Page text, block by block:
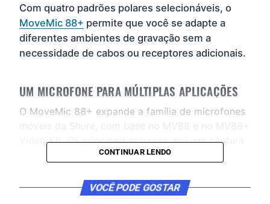
Com quatro padrões polares selecionáveis, o
MoveMic 88+ permite que você se adapte a
diferentes ambientes de gravação sem a
necessidade de cabos ou receptores adicionais.
UM MICROFONE PARA MÚLTIPLAS APLICAÇÕES
O MoveMic 88+ expande a família de microfones
Video Kit. Os principais recursos incluem captura
de áudio sem fio sem comprometer a qualidade
De acordo com Paul Crognale, diretor associado
de marketing global da Shure, o modelo foi
CONTINUAR LENDO
VOCÊ PODE GOSTAR